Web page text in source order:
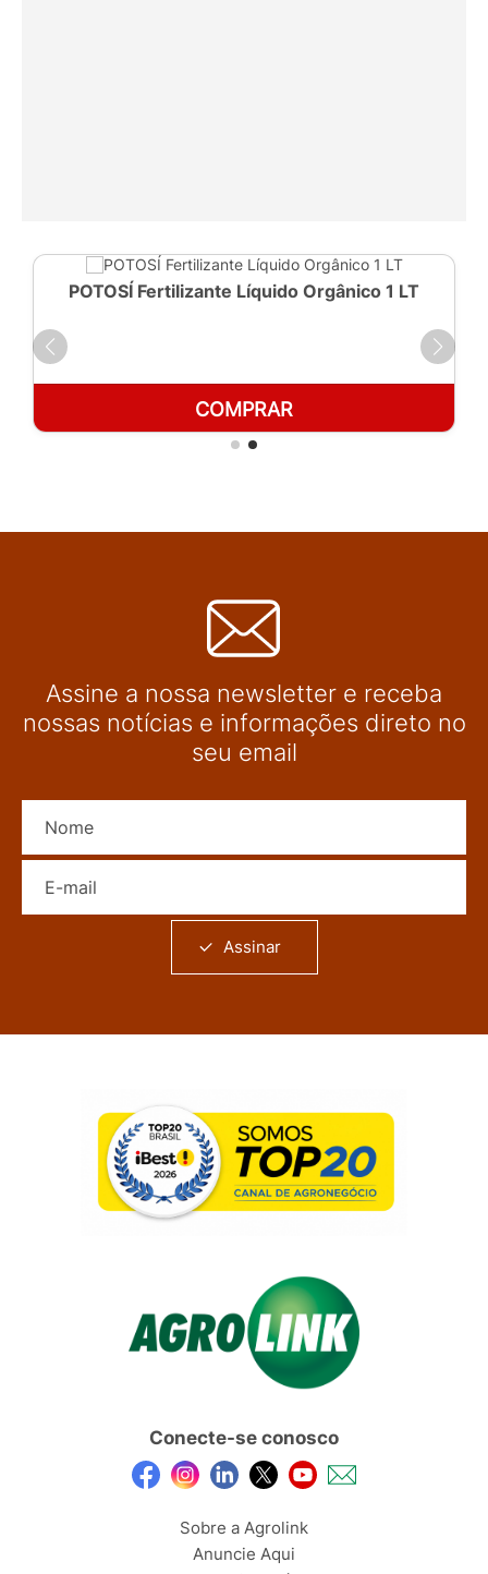
POTOSÍ Fertilizante Líquido Orgânico 1 LT
COMPRAR
Assine a nossa newsletter e receba
nossas notícias e informações direto no
seu email
Assinar
Conecte-se conosco
Sobre a Agrolink
Anuncie Aqui